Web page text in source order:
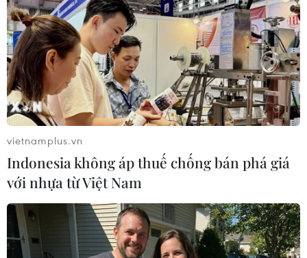
Nhật Bản: Tấn công bằng dao tại bệnh
viên khiến nhiều người bị thương
09/08/2019 11:22
Theo cảnh sát địa phương, một người đàn ông đã cầm
dao xông vào bệnh viện ở thành phố Shikokuchuo và
thực hiện hành vi tấn công, khiến nhiều người bị thương.
vietnamplus.vn
Indonesia không áp thuế chống bán phá giá
với nhựa từ Việt Nam